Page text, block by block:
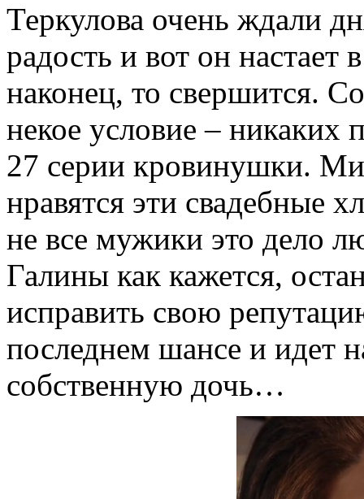
Теркулова очень ждали
радость и вот он настает
наконец, то свершится.
некое условие – никаких
27 серии кровинушки.
нравятся эти свадебные
не все мужики это дело
Галины как кажется,
исправить свою
последнем шансе и идет
собственную дочь…